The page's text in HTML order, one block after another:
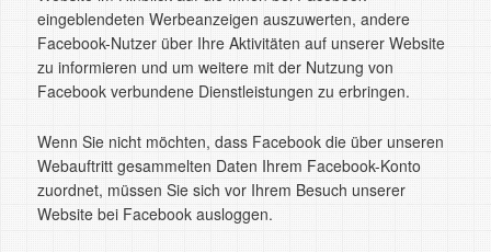
eingeblendeten Werbeanzeigen auszuwerten, andere
Facebook-Nutzer über Ihre Aktivitäten auf unserer Website
zu informieren und um weitere mit der Nutzung von
Facebook verbundene Dienstleistungen zu erbringen.
Wenn Sie nicht möchten, dass Facebook die über unseren
Webauftritt gesammelten Daten Ihrem Facebook-Konto
zuordnet, müssen Sie sich vor Ihrem Besuch unserer
Website bei Facebook ausloggen.